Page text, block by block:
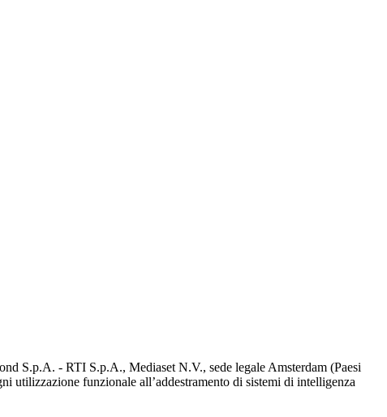
S.p.A. - RTI S.p.A., Mediaset N.V., sede legale Amsterdam (Paesi
utilizzazione funzionale all’addestramento di sistemi di intelligenza